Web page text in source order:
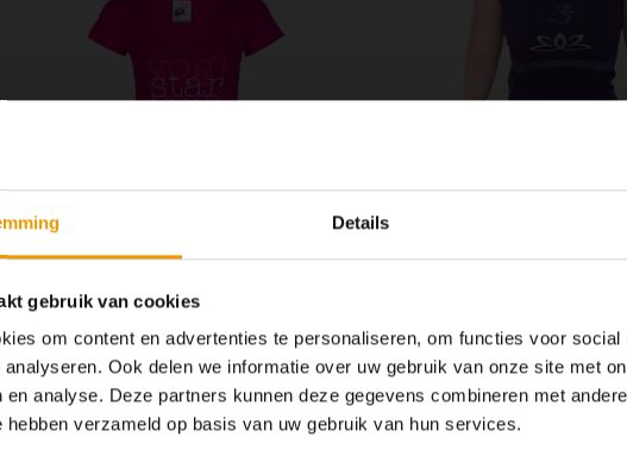
Op dit moment
Details
gebruik van cookies
om content en advertenties te personaliseren, om functies voor social
Ook delen we informatie over uw gebruik van onze site met
en analyse. Deze partners kunnen deze gegevens combineren met
verzameld op basis van uw gebruik van hun services.
Yoga T-shirt "Yogistar"
Iedereen kan een Yogistar zijn - althans bij het
dragen van dit brutale T-shirt - immers: staat op
Yoga Top
Fraai vormgegeven paarse
naadloze snit biedt je